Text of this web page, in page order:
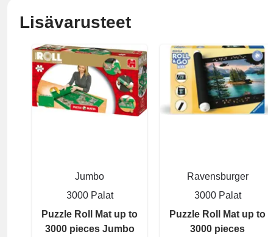
Lisävarusteet
Jumbo
3000 Palat
Puzzle Roll Mat up to
3000 pieces Jumbo
Ravensburger
3000 Palat
Puzzle Roll Mat up to
3000 pieces